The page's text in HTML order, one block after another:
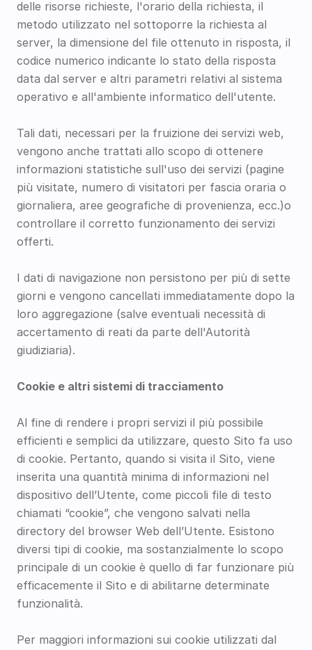
delle risorse richieste, l'orario della richiesta, il
metodo utilizzato nel sottoporre la richiesta al
server, la dimensione del file ottenuto in risposta, il
codice numerico indicante lo stato della risposta
data dal server e altri parametri relativi al sistema
operativo e all'ambiente informatico dell'utente.
Tali dati, necessari per la fruizione dei servizi web,
vengono anche trattati allo scopo di ottenere
informazioni statistiche sull'uso dei servizi (pagine
più visitate, numero di visitatori per fascia oraria o
giornaliera, aree geografiche di provenienza, ecc.)o
controllare il corretto funzionamento dei servizi
offerti.
I dati di navigazione non persistono per più di sette
giorni e vengono cancellati immediatamente dopo la
loro aggregazione (salve eventuali necessità di
accertamento di reati da parte dell'Autorità
giudiziaria).
Cookie e altri sistemi di tracciamento
Al fine di rendere i propri servizi il più possibile
efficienti e semplici da utilizzare, questo Sito fa uso
di cookie. Pertanto, quando si visita il Sito, viene
inserita una quantità minima di informazioni nel
dispositivo dell’Utente, come piccoli file di testo
chiamati “cookie”, che vengono salvati nella
directory del browser Web dell’Utente. Esistono
diversi tipi di cookie, ma sostanzialmente lo scopo
principale di un cookie è quello di far funzionare più
efficacemente il Sito e di abilitarne determinate
funzionalità.
Per maggiori informazioni sui cookie utilizzati dal